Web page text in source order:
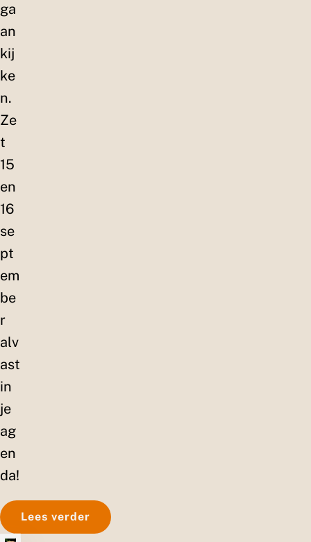
ga
an
kij
ke
n.
Ze
t
15
en
16
se
pt
em
be
r
alv
ast
in
je
ag
en
da!
Lees verder